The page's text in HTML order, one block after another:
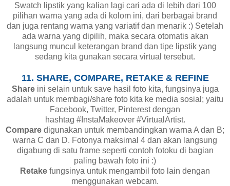
Swatch lipstik yang kalian lagi cari ada di lebih dari 100
pilihan warna yang ada di kolom ini, dari berbagai brand
dan juga rentang warna yang variatif dan menarik :) Setelah
ada warna yang dipilih, maka secara otomatis akan
langsung muncul keterangan brand dan tipe lipstik yang
sedang kita gunakan secara virtual tersebut.
11. SHARE, COMPARE, RETAKE & REFINE
Shareini selain untuk save hasil foto kita, fungsinya juga
adalah untuk membagi/share foto kita ke media sosial; yaitu
Facebook, Twitter, Pinterest dengan
hashtag #InstaMakeover #VirtualArtist.
Compare digunakan untuk membandingkan warna A dan B;
warna C dan D. Fotonya maksimal 4 dan akan langsung
digabung di satu frame seperti contoh fotoku di bagian
paling bawah foto ini :)
Retake fungsinya untuk mengambil foto lain dengan
menggunakan webcam.